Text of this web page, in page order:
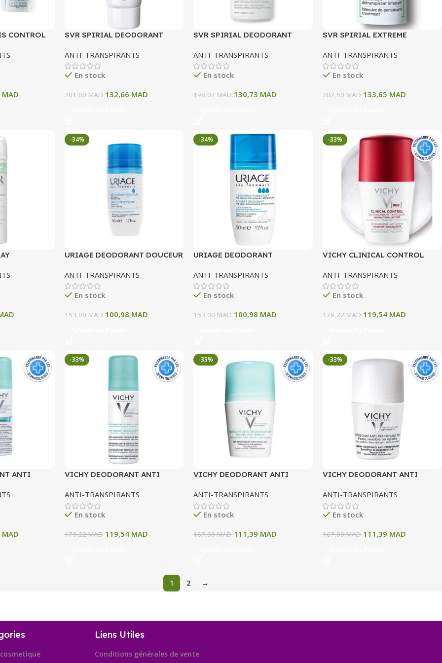
CONTROL
MAD
SVR SPIRIAL DEODORANT
50 ML
ANTI-TRANSPIRANTS
En stock
201,00MAD 132,66 MAD
SVR SPIRIAL DEODORANT
ANTI-TRANSPIRANTS
En stock
198,07MAD 130,73 MAD
SVR SPIRIAL EXTREME
INTENSIF 20ML
ANTI-TRANSPIRANTS
En stock
202,50MAD 133,65 MAD
-34%
URIAGE DEODORANT DOUCEUR
ANTI-TRANSPIRANTS
En stock
153,00MAD 100,98 MAD
-34%
URIAGE DEODORANT
ANTI-TRANSPIRANTS
En stock
153,00MAD 100,98 MAD
-33%
VICHY CLINICAL CONTROL
H
ANTI-TRANSPIRANTS
En stock
179,22MAD 119,54 MAD
ANTI
ET JAUNES
MAD
-33%
VICHY DEODORANT ANTI
125 ML
ANTI-TRANSPIRANTS
En stock
179,22MAD 119,54 MAD
-33%
VICHY DEODORANT ANTI
ANTI-TRANSPIRANTS
En stock
167,00MAD 111,39 MAD
-33%
VICHY DEODORANT ANTI
SENSIBLE OU EPILEE
ANTI-TRANSPIRANTS
En stock
167,00MAD 111,39 MAD
1 2 →
Liens Utiles
Conditions générales de vente